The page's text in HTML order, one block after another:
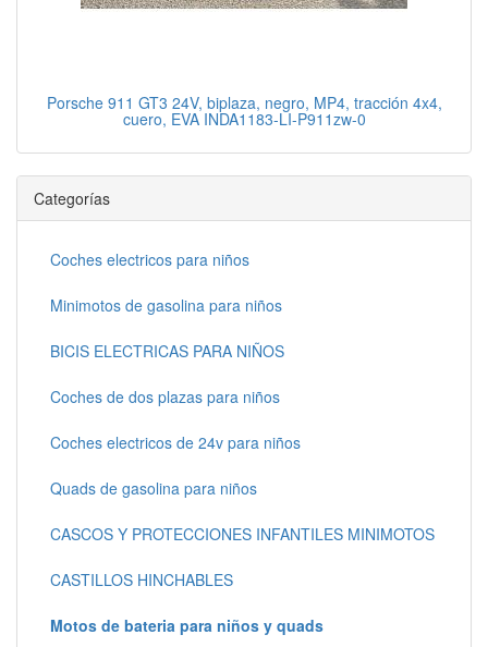
Porsche 911 GT3 24V, biplaza, negro, MP4, tracción 4x4,
cuero, EVA INDA1183-LI-P911zw-0
Categorías
Coches electricos para niños
Minimotos de gasolina para niños
BICIS ELECTRICAS PARA NIÑOS
Coches de dos plazas para niños
Coches electricos de 24v para niños
Quads de gasolina para niños
CASCOS Y PROTECCIONES INFANTILES MINIMOTOS
CASTILLOS HINCHABLES
Motos de bateria para niños y quads